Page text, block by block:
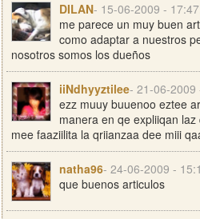
DILAN- 15-06-2009 -
me parece un muy buen
como adaptar a nuestros
nosotros somos los dueños
iiNdhyyztilee- 21-06-2009
ezz muuy buuenoo eztee
manera en qe expliiqan
mee faaziilita la qriianzaa dee miii
natha96- 24-06-2009 -
que buenos articulos